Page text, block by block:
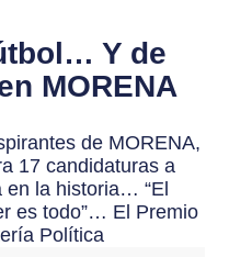
Y de
MORENA
de MORENA,
17 candidaturas a
la historia… “El
es todo”… El Premio
Política